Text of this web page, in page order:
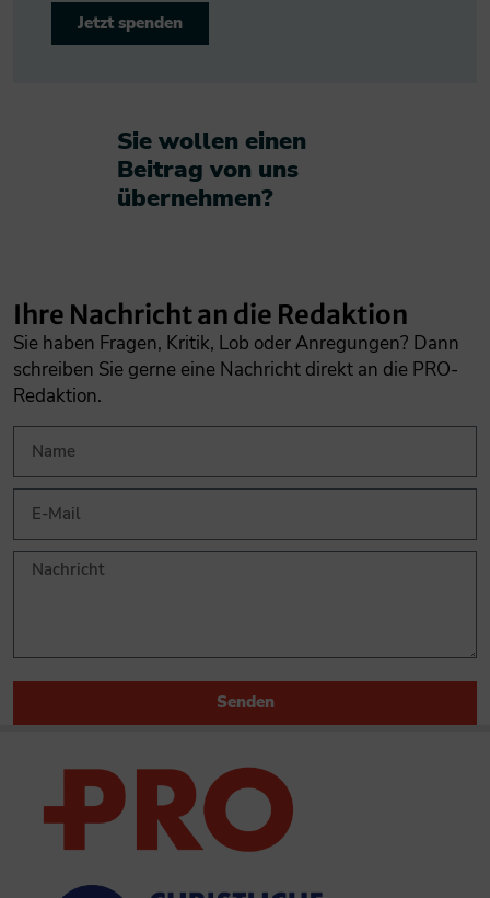
Jetzt spenden
Sie wollen einen
Beitrag von uns
übernehmen?​
Ihre Nachricht an die Redaktion
Sie haben Fragen, Kritik, Lob oder Anregungen? Dann
schreiben Sie gerne eine Nachricht direkt an die PRO-
Redaktion.
Senden